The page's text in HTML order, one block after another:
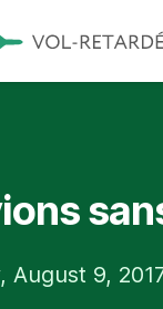
August 9,